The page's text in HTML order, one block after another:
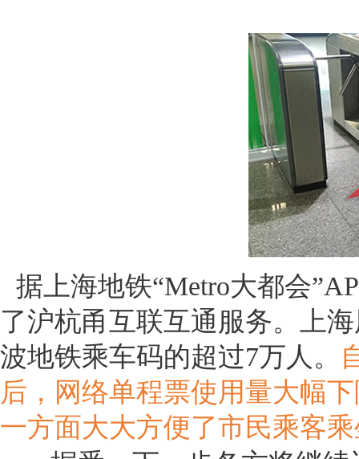
据上海地铁“Metro大都会
了沪杭甬互联互通服务。上
波地铁乘车码的超过7万人。
后，网络单程票使用量大幅
一方面大大方便了市民乘客